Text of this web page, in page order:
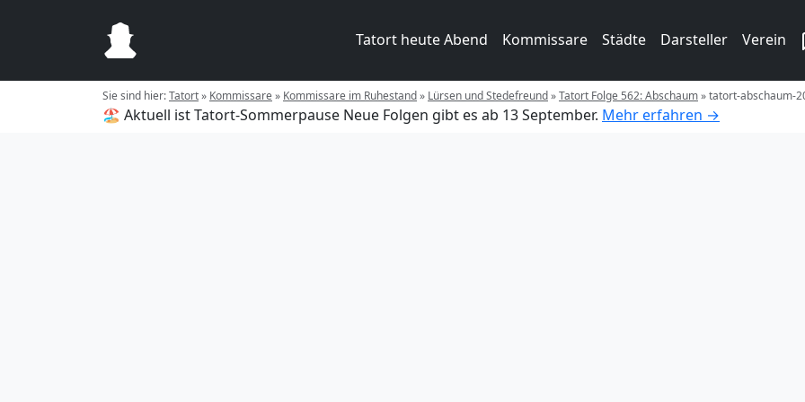
Tatort heute Abend Kommissare Städte Darsteller Verein
Sie sind hier:Tatort» Kommissare» Kommissare im Ruhestand» Lürsen und Stedefreund»Tatort Folge 562: Abschaum»tatort-abschaum-
🏖️ Aktuell ist Tatort-Sommerpause Neue Folgen gibt es ab 13 September. Mehr erfahren →